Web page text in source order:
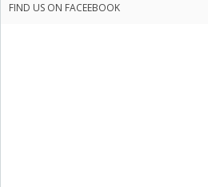
FIND US ON FACEEBOOK